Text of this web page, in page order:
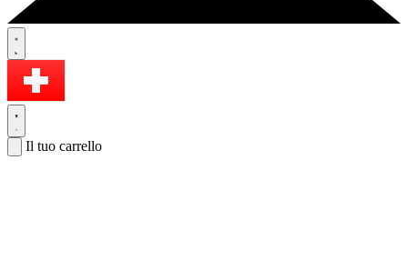
Il tuo carrello